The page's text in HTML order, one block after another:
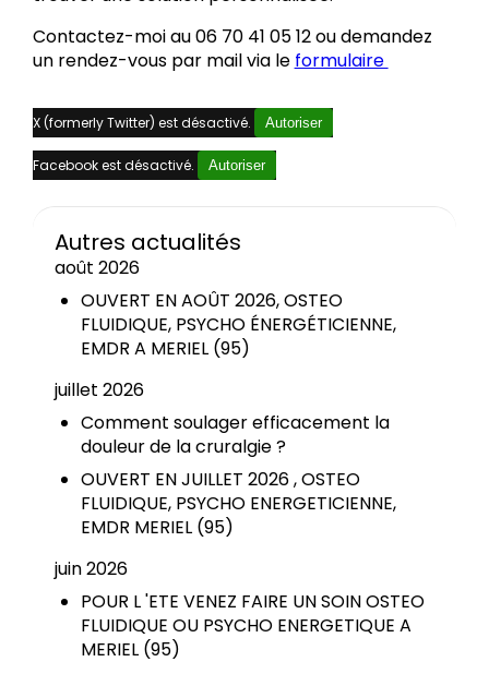
Contactez-moi au 06 70 41 05 12 ou demandez
un rendez-vous par mail via le formulaire
X (formerly Twitter) est désactivé. Autoriser
Facebook est désactivé. Autoriser
Autres actualités
août 2026
OUVERT EN AOÛT 2026, OSTEO
FLUIDIQUE, PSYCHO ÉNERGÉTICIENNE,
EMDR A MERIEL (95)
juillet 2026
Comment soulager efficacement la
douleur de la cruralgie ?
OUVERT EN JUILLET 2026 , OSTEO
FLUIDIQUE, PSYCHO ENERGETICIENNE,
EMDR MERIEL (95)
juin 2026
POUR L 'ETE VENEZ FAIRE UN SOIN OSTEO
FLUIDIQUE OU PSYCHO ENERGETIQUE A
MERIEL (95)